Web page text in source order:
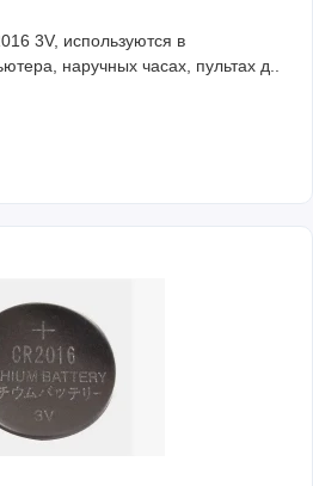
3V, используются в
наручных часах, пультах д..